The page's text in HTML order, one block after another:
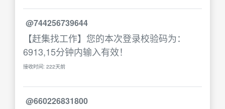
@744256739644
【赶集找工作】您的本次登录校验码为：
6913,15分钟内输入有效！
接收时间: 222天前
@660226831800